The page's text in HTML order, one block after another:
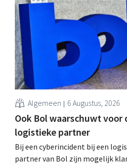
De retailers roepen klanten op
phishing.
Algemeen 6 Augustus, 2026
Ook Bol waarschuwt voor
logistieke partner
Bij een cyberincident bij een
partner van Bol zijn mogelijk